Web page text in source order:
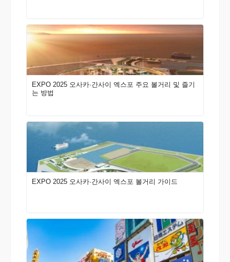
EXPO 2025 오사카·간사이 엑스포 주요 볼거리 및 즐기
는 방법
EXPO 2025 오사카·간사이 엑스포 볼거리 가이드